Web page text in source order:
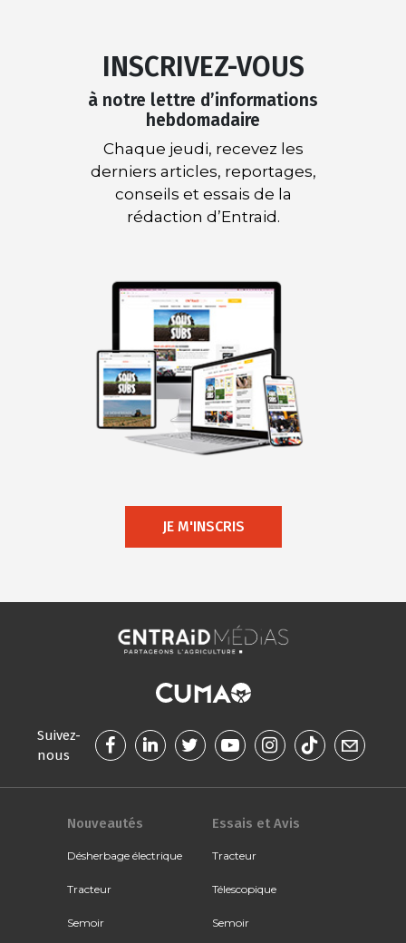
INSCRIVEZ-VOUS
à notre lettre d’informations
hebdomadaire
Chaque jeudi, recevez les
derniers articles, reportages,
conseils et essais de la
rédaction d’Entraid.
JE M'INSCRIS
Suivez-
nous
Nouveautés
Désherbage électrique
Tracteur
Semoir
Essais et Avis
Tracteur
Télescopique
Semoir